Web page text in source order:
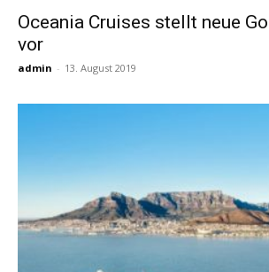
Oceania Cruises stellt neue
vor
admin - 13. August 2019